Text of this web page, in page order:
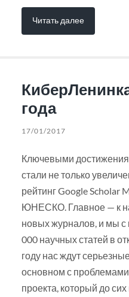
Читать далее
года
17/01/2017
Ключевыми
стали не только
рейтинг Google Scholar
ЮНЕСКО. Главное — к
новых журналов, и мы с
000 научных статей в
году нас ждут
основном с
проекта, который до